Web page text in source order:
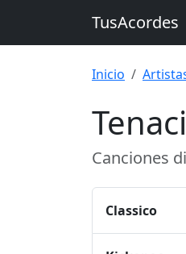
TusAcordes
Inicio
Canciones
Classico